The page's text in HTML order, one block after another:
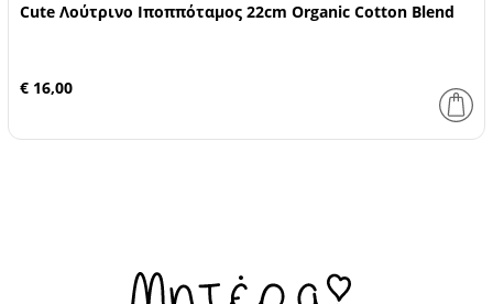
Cute Λούτρινο Ιποππόταμος 22cm Organic Cotton Blend
€ 16,00